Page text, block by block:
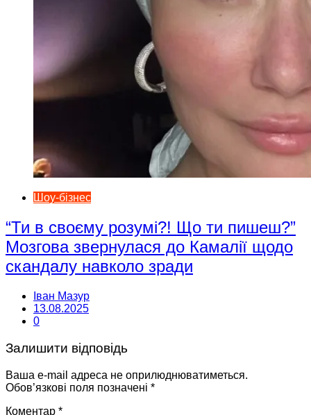
Шоу-бізнес
“Ти в своєму розумі?! Що ти пишеш?”
Мозгова звернулася до Камалії щодо
скандалу навколо зради
Іван Мазур
13.08.2025
0
Залишити відповідь
Ваша e-mail адреса не оприлюднюватиметься.
Обов’язкові поля позначені *
Коментар *